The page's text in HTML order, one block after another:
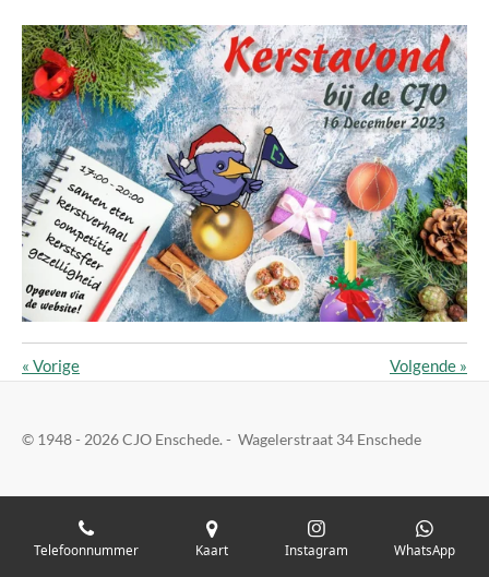
« Vorige Volgende »
© 1948 - 2026 CJO Enschede. - Wagelerstraat 34 Enschede
Telefoonnummer Kaart Instagram WhatsApp